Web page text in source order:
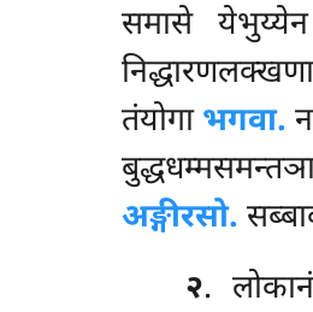
समासे येभुय्येन
तंयोगा भगवा.
अङ्गीरसो.
२.